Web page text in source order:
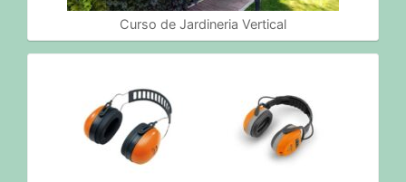
Curso de Jardineria Vertical